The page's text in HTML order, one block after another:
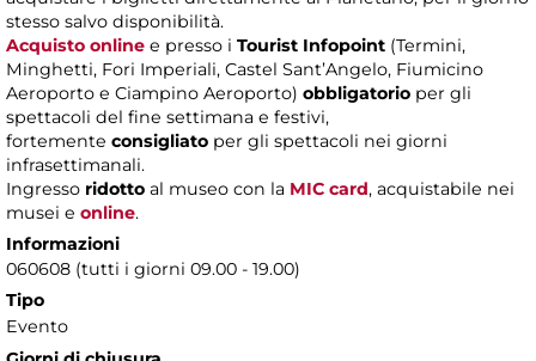
stesso salvo disponibilità.
Acquisto online e presso i Tourist Infopoint (Termini,
Minghetti, Fori Imperiali, Castel Sant’Angelo, Fiumicino
Aeroporto e Ciampino Aeroporto) obbligatorio per gli
spettacoli del fine settimana e festivi,
fortemente consigliato per gli spettacoli nei giorni
infrasettimanali.
Ingresso ridotto al museo con la MIC card, acquistabile nei
musei e online.
Informazioni
060608 (tutti i giorni 09.00 - 19.00)
Tipo
Evento